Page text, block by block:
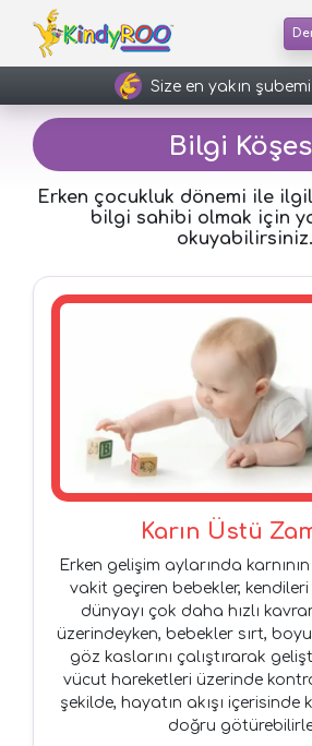
Size en yakın
Bilgi
Erken çocukluk dönemi ile
bilgi sahibi olmak için
okuyabilirsiniz.
Karın Üstü
Erken gelişim aylarında
vakit geçiren bebekler,
dünyayı çok daha hızlı
üzerindeyken, bebekler sırt,
göz kaslarını çalıştırarak
vücut hareketleri üzerinde
şekilde, hayatın akışı içerisinde
doğru